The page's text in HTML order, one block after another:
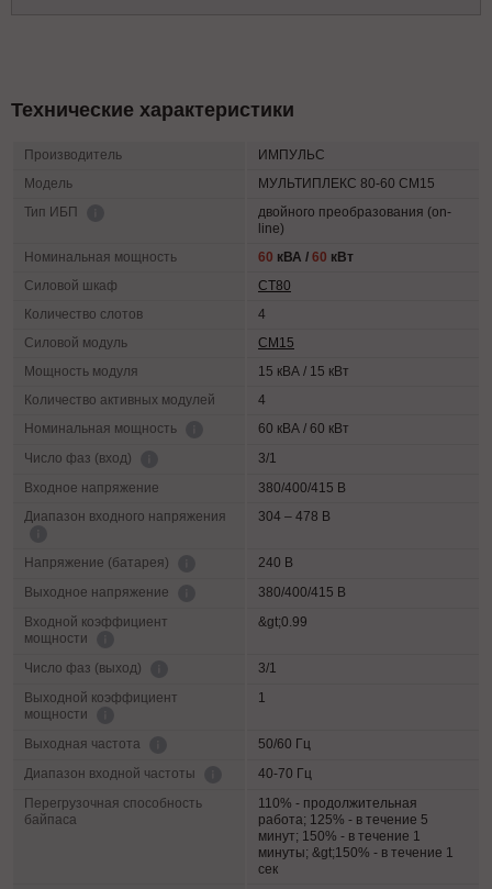
Технические характеристики
Производитель
ИМПУЛЬС
Модель
МУЛЬТИПЛЕКС 80-60 СМ15
Тип ИБП
двойного преобразования (on-
line)
Номинальная мощность
60 кВА / 60 кВт
Силовой шкаф
СТ80
Количество слотов
4
Силовой модуль
СМ15
Мощность модуля
15 кВА / 15 кВт
Количество активных модулей
4
Номинальная мощность
60 кВА / 60 кВт
Число фаз (вход)
3/1
Входное напряжение
380/400/415 В
Диапазон входного напряжения
304 – 478 В
Напряжение (батарея)
240 В
Выходное напряжение
380/400/415 В
Входной коэффициент
мощности
&gt;0.99
Число фаз (выход)
3/1
Выходной коэффициент
мощности
1
Выходная частота
50/60 Гц
Диапазон входной частоты
40-70 Гц
Перегрузочная способность
байпаса
110% - продолжительная
работа; 125% - в течение 5
минут; 150% - в течение 1
минуты; &gt;150% - в течение 1
сек